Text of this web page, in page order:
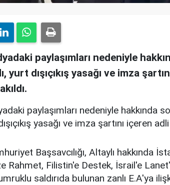
paylaşımları nedeniyle
yurt dışıçıkış yasağı ve imza
paylaşımları nedeniyle hakkında
yasağı ve imza şartını içeren
Başsavcılığı, Altaylı hakkında
Rahmet, Filistin'e Destek, İsrail'e
saldırıda bulunan zanlı E.A'ya